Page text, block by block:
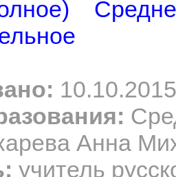
10.10.2015
Анна
учитель